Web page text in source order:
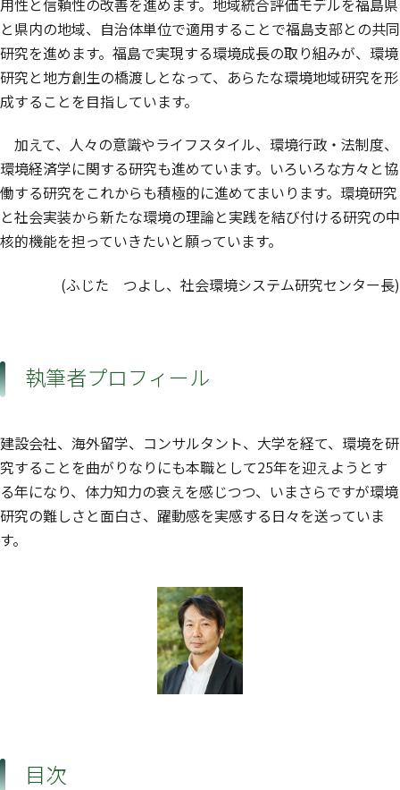
用性と信頼性の改善を進めます。地域統合評価モデルを福島県
と県内の地域、自治体単位で適用することで福島支部との共同
研究を進めます。福島で実現する環境成長の取り組みが、環境
研究と地方創生の橋渡しとなって、あらたな環境地域研究を形
成することを目指しています。
加えて、人々の意識やライフスタイル、環境行政・法制度、
環境経済学に関する研究も進めています。いろいろな方々と協
働する研究をこれからも積極的に進めてまいります。環境研究
と社会実装から新たな環境の理論と実践を結び付ける研究の中
核的機能を担っていきたいと願っています。
(ふじた つよし、社会環境システム研究センター長)
執筆者プロフィール
建設会社、海外留学、コンサルタント、大学を経て、環境を研
究することを曲がりなりにも本職として25年を迎えようとす
る年になり、体力知力の衰えを感じつつ、いまさらですが環境
研究の難しさと面白さ、躍動感を実感する日々を送っていま
す。
目次